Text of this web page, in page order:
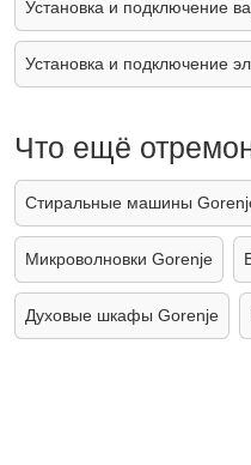
Установка и подключение
Установка и подключение
Что ещё
Стиральные машины
Микроволновки Gorenje
Духовые шкафы Gorenje